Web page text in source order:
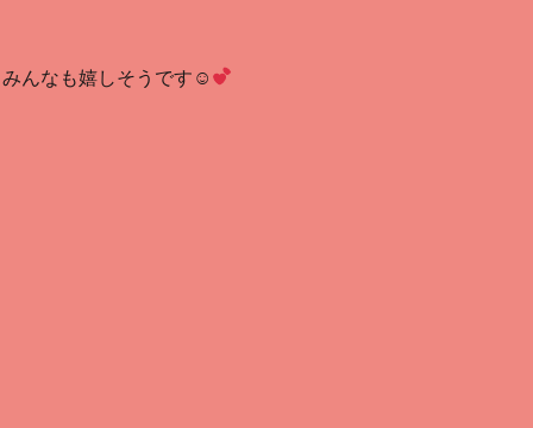
みんなも嬉しそうです☺